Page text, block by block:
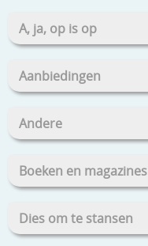
A, ja, op is op
Aanbiedingen
Andere
Boeken en magazines
Dies om te stansen